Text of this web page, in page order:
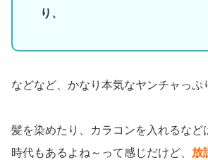
り、
などなど、かなり本気なヤンチャっぷ
髪を染めたり、カラコンを入れるなど
時代もあるよね～って感じだけど、 放